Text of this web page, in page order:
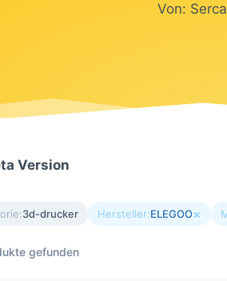
Von:
Version
3d-drucker Hersteller:ELEGOO×
gefunden